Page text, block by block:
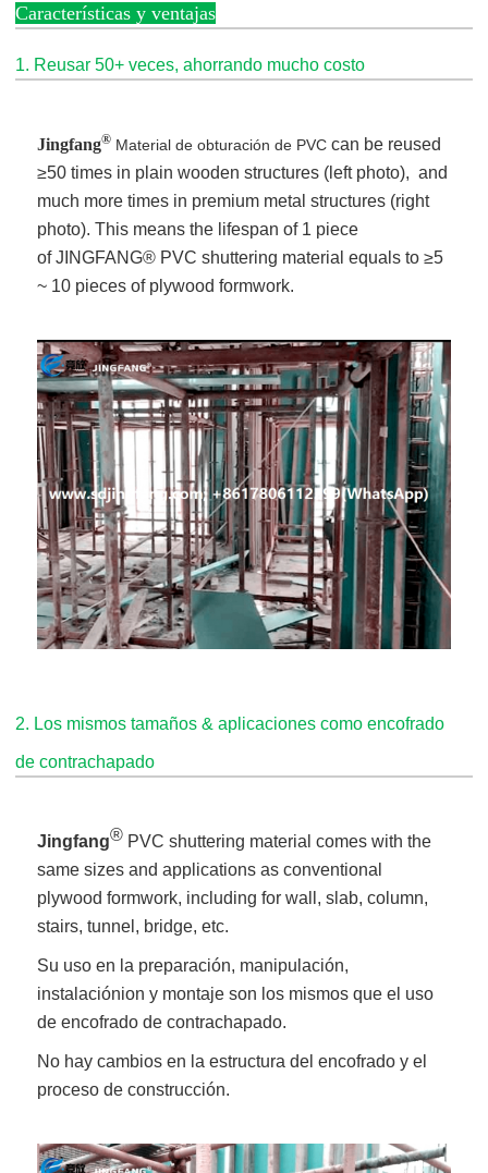
Características y ventajas
1. Reusar 50+ veces, ahorrando mucho costo
Jingfang® Material de obturación de PVC can be reused
≥50 times in plain wooden structures (left photo), and
much more times in premium metal structures (right
photo). This means the lifespan of 1 piece
of JINGFANG® PVC shuttering material equals to ≥5
~ 10 pieces of plywood formwork.
2. Los mismos tamaños & aplicaciones como encofrado
de contrachapado
Jingfang® PVC shuttering material comes with the
same sizes and applications as conventional
plywood formwork, including for wall, slab, column,
stairs, tunnel, bridge, etc.
Su uso en la preparación, manipulación,
instalaciónion y montaje son los mismos que el uso
de encofrado de contrachapado.
No hay cambios en la estructura del encofrado y el
proceso de construcción.